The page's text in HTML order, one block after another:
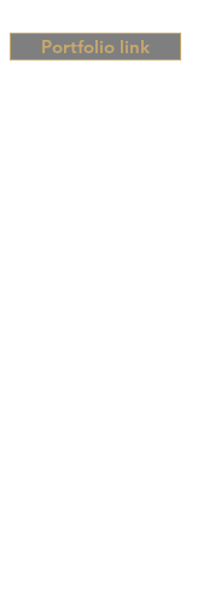
Portfolio link